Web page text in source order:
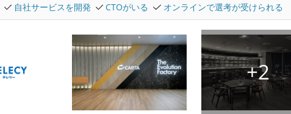
自社サービスを開発 CTOがいる オンラインで選考が受けられる